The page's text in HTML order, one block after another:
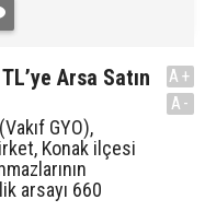
Arsa Satın
GYO),
Konak ilçesi
arsayı 660
A+
A-